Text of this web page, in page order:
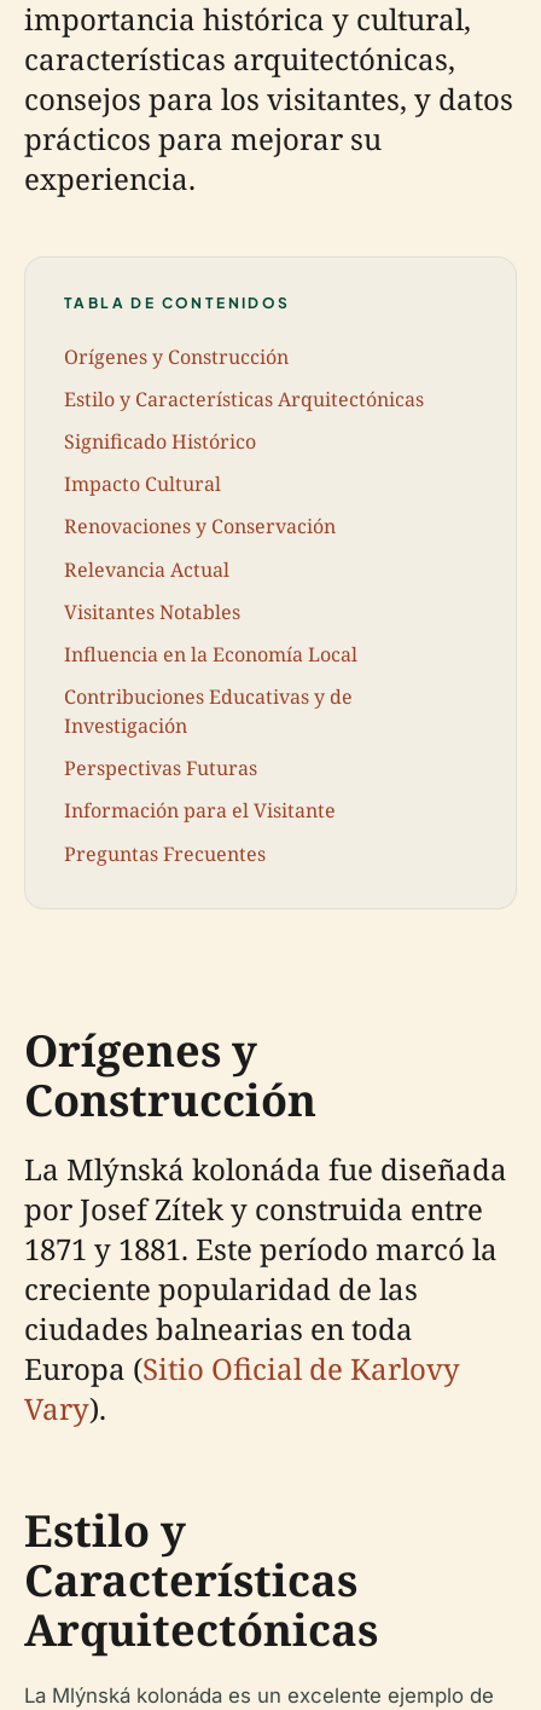
importancia histórica y cultural,
características arquitectónicas,
consejos para los visitantes, y datos
prácticos para mejorar su
experiencia.
TABLA DE CONTENIDOS
Orígenes y Construcción
Estilo y Características Arquitectónicas
Significado Histórico
Impacto Cultural
Renovaciones y Conservación
Relevancia Actual
Visitantes Notables
Influencia en la Economía Local
Contribuciones Educativas y de
Investigación
Perspectivas Futuras
Información para el Visitante
Preguntas Frecuentes
Orígenes y
Construcción
La Mlýnská kolonáda fue diseñada
por Josef Zítek y construida entre
1871 y 1881. Este período marcó la
creciente popularidad de las
ciudades balnearias en toda
Europa (Sitio Oficial de Karlovy
Vary).
Estilo y
Características
Arquitectónicas
La Mlýnská kolonáda es un excelente ejemplo de